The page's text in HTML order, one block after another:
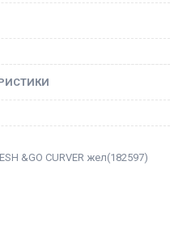
&GO CURVER жел(182597)